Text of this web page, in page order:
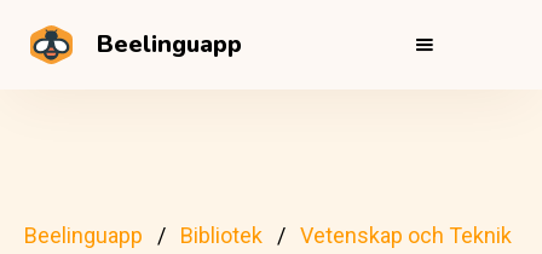
Beelinguapp
Beelinguapp Bibliotek
Vetenskap och Teknik